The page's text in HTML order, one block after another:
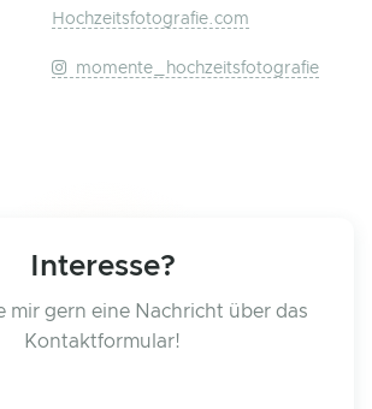
Hochzeitsfotografie.com
momente_hochzeitsfotografie
Interesse?
mir gern eine Nachricht über das
Kontaktformular!